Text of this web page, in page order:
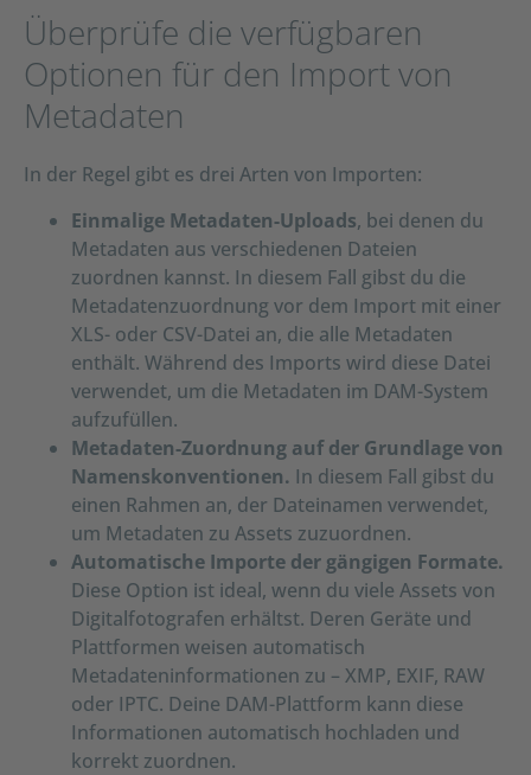
Überprüfe die verfügbaren
Optionen für den Import von
Metadaten
In der Regel gibt es drei Arten von Importen:
Einmalige Metadaten-Uploads, bei denen du
Metadaten aus verschiedenen Dateien
zuordnen kannst. In diesem Fall gibst du die
Metadatenzuordnung vor dem Import mit einer
XLS- oder CSV-Datei an, die alle Metadaten
enthält. Während des Imports wird diese Datei
verwendet, um die Metadaten im DAM-System
aufzufüllen.
Metadaten-Zuordnung auf der Grundlage von
Namenskonventionen. In diesem Fall gibst du
einen Rahmen an, der Dateinamen verwendet,
um Metadaten zu Assets zuzuordnen.
Automatische Importe der gängigen Formate.
Diese Option ist ideal, wenn du viele Assets von
Digitalfotografen erhältst. Deren Geräte und
Plattformen weisen automatisch
Metadateninformationen zu – XMP, EXIF, RAW
oder IPTC. Deine DAM-Plattform kann diese
Informationen automatisch hochladen und
korrekt zuordnen.